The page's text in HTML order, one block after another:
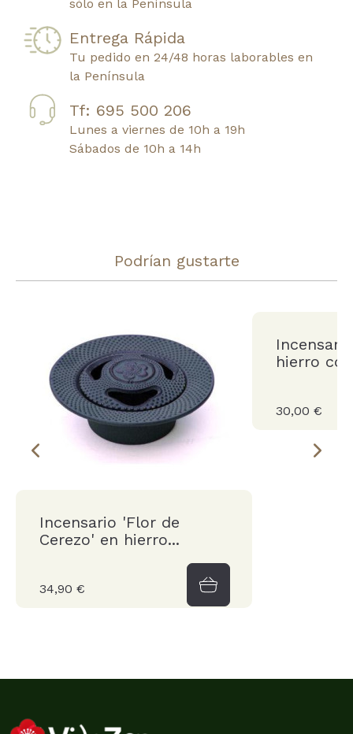
sólo en la Península
Entrega Rápida
Tu pedido en 24/48 horas laborables en
la Península
Tf: 695 500 206
Lunes a viernes de 10h a 19h
Sábados de 10h a 14h
Podrían gustarte
Incensario 'Flor de
Cerezo' en hierro...
34,90 €
hierro
30,00 €